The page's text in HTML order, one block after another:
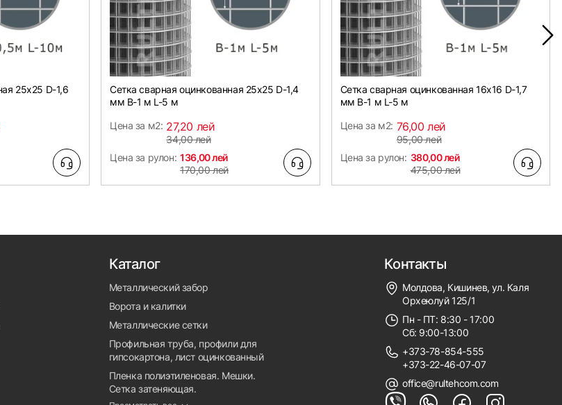
25х25 D-1,6
Сетка сварная оцинкованная 25х25 D-1,4
мм B-1 м L-5 м
Цена за м2: 27,20 лей
34,00 лей
Цена за рулон: 136,00 лей
170,00 лей
Сетка сварная оцинкованная 16х16 D-1,7
мм B-1 м L-5 м
Цена за м2: 76,00 лей
95,00 лей
Цена за рулон: 380,00 лей
475,00 лей
Каталог
Металлический забор
Ворота и калитки
Металлические сетки
Профильная труба, профили для
гипсокартона, лист оцинкованный
Пленка полиэтиленовая. Мешки.
Сетка затеняющая.
Контакты
Молдова, Кишинев, ул. Каля
Орхеюлуй 125/1
Пн - ПТ: 8:30 - 17:00
Сб: 9:00-13:00
+373-78-854-555
+373-22-46-07-07
office@rultehcom.com